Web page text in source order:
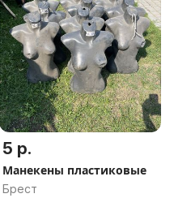
5 р.
Манекены пластиковые
Брест